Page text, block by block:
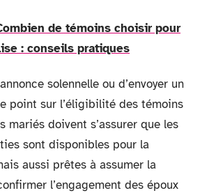
de témoins choisir pour
: conseils pratiques
solennelle ou d’envoyer un
point sur l’éligibilité des témoins
mariés doivent s’assurer que les
sont disponibles pour la
aussi prêtes à assumer la
l’engagement des époux